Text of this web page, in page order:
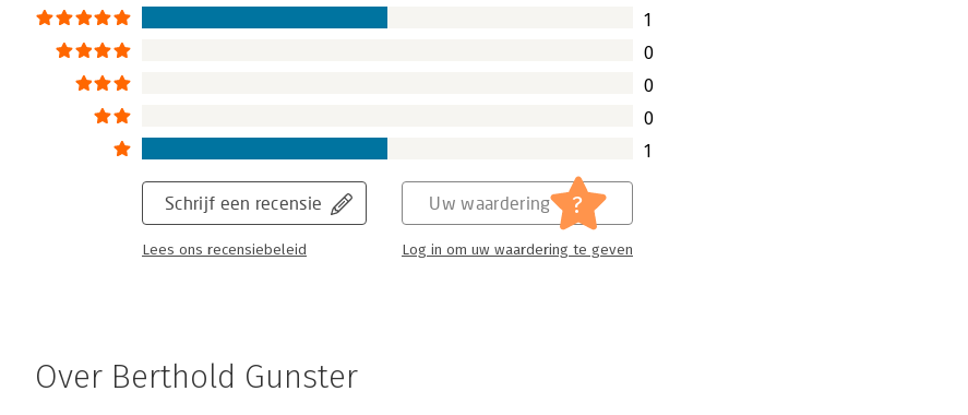
1
0
0
0
1
Schrijf een recensie
Lees ons recensiebeleid
Uw waardering ?
Log in om uw waardering te geven
Over Berthold Gunster